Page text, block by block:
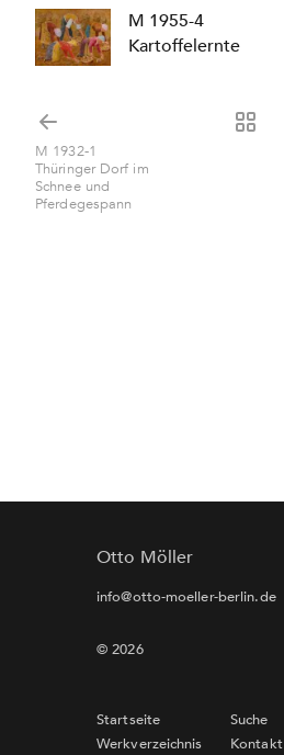
M 1955-4
Kartoffelernte
M 1932-1
Thüringer Dorf im
Schnee und
Pferdegespann
Otto Möller
info@otto-moeller-berlin.de
© 2026
Startseite
Werkverzeichnis
Suche
Kontakt